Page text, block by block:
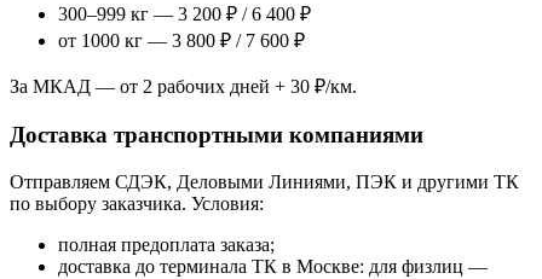
300–999 кг — 3 200 ₽ / 6 400 ₽
от 1000 кг — 3 800 ₽ / 7 600 ₽
За МКАД — от 2 рабочих дней + 30 ₽/км.
Доставка транспортными компаниями
Отправляем СДЭК, Деловыми Линиями, ПЭК и другими ТК
по выбору заказчика. Условия:
полная предоплата заказа;
доставка до терминала ТК в Москве: для физлиц —